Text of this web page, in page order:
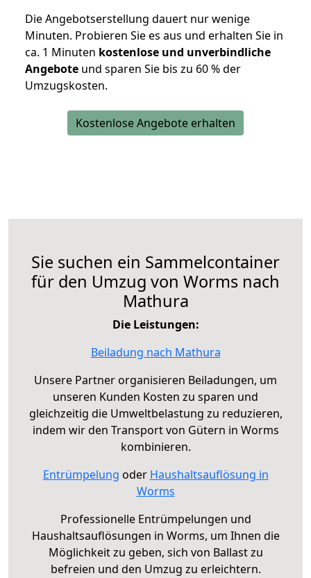
Die Angebotserstellung dauert nur wenige
Minuten. Probieren Sie es aus und erhalten Sie in
ca. 1 Minuten kostenlose und unverbindliche
Angebote und sparen Sie bis zu 60 % der
Umzugskosten.
Kostenlose Angebote erhalten
Sie suchen ein Sammelcontainer
für den Umzug von Worms nach
Mathura
Die Leistungen:
Beiladung nach Mathura
Unsere Partner organisieren Beiladungen, um
unseren Kunden Kosten zu sparen und
gleichzeitig die Umweltbelastung zu reduzieren,
indem wir den Transport von Gütern in Worms
kombinieren.
Entrümpelung oder Haushaltsauflösung in
Worms
Professionelle Entrümpelungen und
Haushaltsauflösungen in Worms, um Ihnen die
Möglichkeit zu geben, sich von Ballast zu
befreien und den Umzug zu erleichtern.